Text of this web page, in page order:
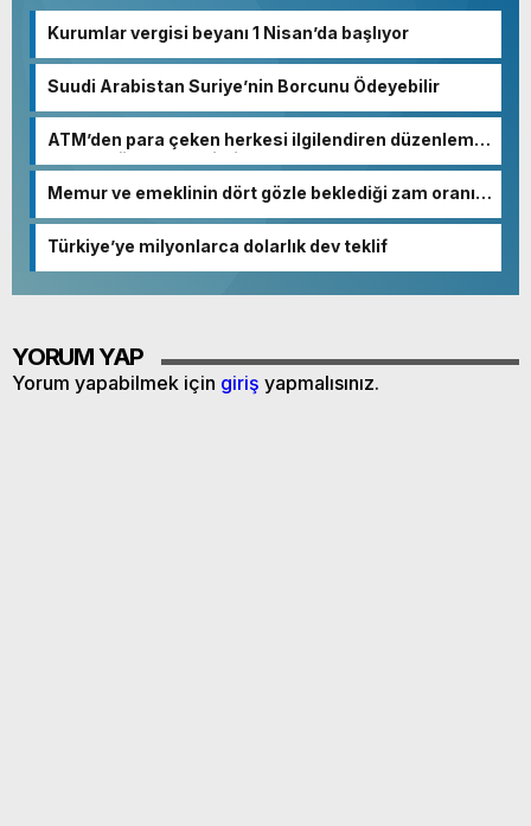
Kurumlar vergisi beyanı 1 Nisan’da başlıyor
Suudi Arabistan Suriye’nin Borcunu Ödeyebilir
ATM’den para çeken herkesi ilgilendiren düzenleme!
Sayılar tümden değişti
Memur ve emeklinin dört gözle beklediği zam oranı
Türkiye’ye milyonlarca dolarlık dev teklif
YORUM YAP
Yorum yapabilmek için giriş yapmalısınız.